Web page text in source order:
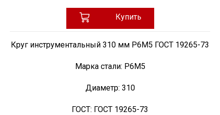
Купить
Круг инструментальный 310 мм Р6М5 ГОСТ 19265-73
Марка стали: Р6М5
Диаметр: 310
ГОСТ: ГОСТ 19265-73